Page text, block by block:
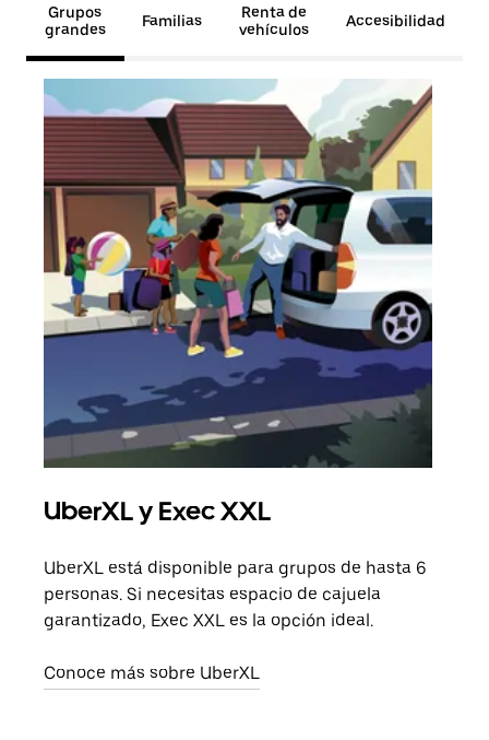
Grupos
grandes
Familias
Renta de
vehículos
Accesibilidad
UberXL y Exec XXL
UberXL está disponible para grupos de hasta 6
personas. Si necesitas espacio de cajuela
garantizado, Exec XXL es la opción ideal.
Conoce más sobre UberXL